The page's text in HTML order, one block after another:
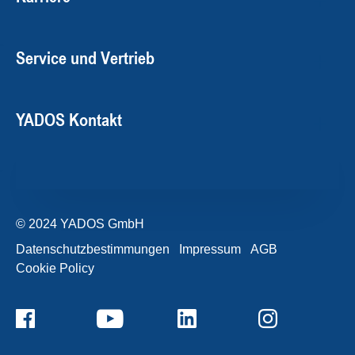
Service und Vertrieb
YADOS Kontakt
© 2024 YADOS GmbH
Datenschutzbestimmungen
Impressum
AGB
Cookie Policy